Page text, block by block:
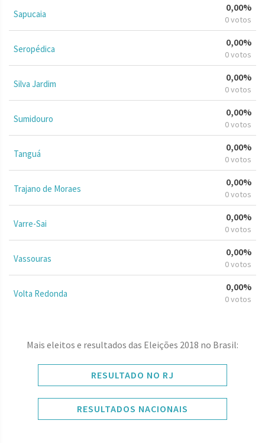
Sapucaia
0,00%
0 votos
Seropédica
0,00%
0 votos
Silva Jardim
0,00%
0 votos
Sumidouro
0,00%
0 votos
Tanguá
0,00%
0 votos
Trajano de Moraes
0,00%
0 votos
Varre-Sai
0,00%
0 votos
Vassouras
0,00%
0 votos
Volta Redonda
0,00%
0 votos
Mais eleitos e resultados das Eleições 2018 no Brasil:
RESULTADO NO RJ
RESULTADOS NACIONAIS